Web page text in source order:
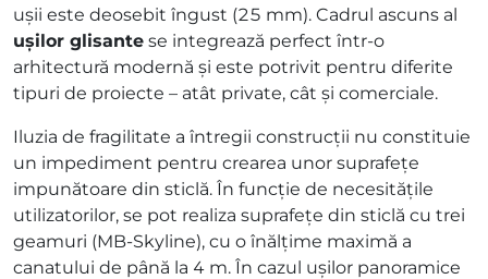
ușii este deosebit îngust (25 mm). Cadrul ascuns al
ușilor glisante se integrează perfect într-o
arhitectură modernă și este potrivit pentru diferite
tipuri de proiecte – atât private, cât și comerciale.
Iluzia de fragilitate a întregii construcții nu constituie
un impediment pentru crearea unor suprafețe
impunătoare din sticlă. În funcție de necesitățile
utilizatorilor, se pot realiza suprafețe din sticlă cu trei
geamuri (MB-Skyline), cu o înălțime maximă a
canatului de până la 4 m. În cazul ușilor panoramice